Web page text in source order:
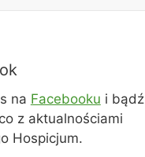
na Facebooku i bądź
z aktualnościami
Hospicjum.